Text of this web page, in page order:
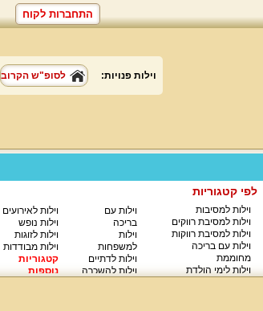
התחברות לקוח
וילות פנויות: לסופ"ש הקרוב
לפי קטגוריות
וילות למסיבות
וילות למסיבת רווקים
וילות למסיבת רווקות
וילות עם בריכה
מחוממת
וילות לימי הולדת
וילות עם
בריכה
וילות
למשפחות
וילות לדתיים
וילות להשכרה
וילות לאירועים
וילות נופש
וילות לזוגות
וילות מבודדות
קטגוריות
נוספות